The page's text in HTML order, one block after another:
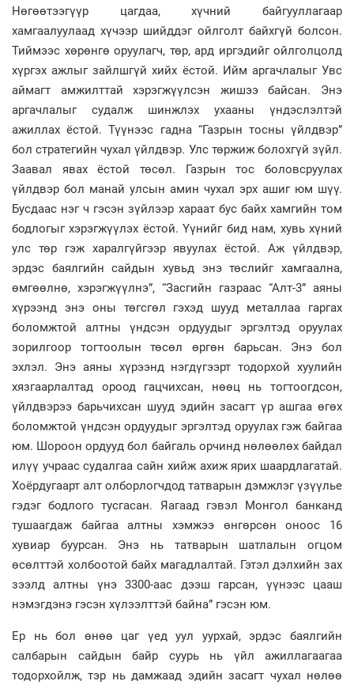
Нөгөөтээгүүр цагдаа, хүчний байгууллагаар
хамгаалуулаад хүчээр шийддэг ойлголт байхгүй болсон.
Тиймээс хөрөнгө оруулагч, төр, ард иргэдийг ойлголцолд
хүргэх ажлыг зайлшгүй хийх ёстой. Ийм аргачлалыг Увс
аймагт амжилттай хэрэгжүүлсэн жишээ байсан. Энэ
аргачлалыг судалж шинжлэх ухааны үндэслэлтэй
ажиллах ёстой. Түүнээс гадна “Газрын тосны үйлдвэр”
бол стратегийн чухал үйлдвэр. Улс төржиж болохгүй зүйл.
Заавал явах ёстой төсөл. Газрын тос боловсруулах
үйлдвэр бол манай улсын амин чухал эрх ашиг юм шүү.
Бусдаас нэг ч гэсэн зүйлээр хараат бус байх хамгийн том
бодлогыг хэрэгжүүлэх ёстой. Үүнийг бид нам, хувь хүний
улс төр гэж харалгүйгээр явуулах ёстой. Аж үйлдвэр,
эрдэс баялгийн сайдын хувьд энэ төслийг хамгаална,
өмгөөлнө, хэрэгжүүлнэ”, “Засгийн газраас “Алт-3” аяны
хүрээнд энэ оны төгсгөл гэхэд шууд металлаа гаргах
боломжтой алтны үндсэн ордуудыг эргэлтэд оруулах
зорилгоор тогтоолын төсөл өргөн барьсан. Энэ бол
эхлэл. Энэ аяны хүрээнд нэгдүгээрт тодорхой хуулийн
хязгаарлалтад ороод гацчихсан, нөөц нь тогтоогдсон,
үйлдвэрээ барьчихсан шууд эдийн засагт үр ашгаа өгөх
боломжтой үндсэн ордуудыг эргэлтэд оруулах гэж байгаа
юм. Шороон ордууд бол байгаль орчинд нөлөөлөх байдал
илүү учраас судалгаа сайн хийж ахиж ярих шаардлагатай.
Хоёрдугаарт алт олборлогчдод татварын дэмжлэг үзүүлье
гэдэг бодлого тусгасан. Яагаад гэвэл Монгол банканд
тушаагдаж байгаа алтны хэмжээ өнгөрсөн оноос 16
хувиар буурсан. Энэ нь татварын шатлалын огцом
өсөлттэй холбоотой байх магадлалтай. Гэтэл дэлхийн зах
зээлд алтны үнэ 3300-аас дээш гарсан, үүнээс цааш
нэмэгдэнэ гэсэн хүлээлттэй байна” гэсэн юм.
Ер нь бол өнөө цаг үед уул уурхай, эрдэс баялгийн
салбарын сайдын байр суурь нь үйл ажиллагаагаа
тодорхойлж, тэр нь дамжаад эдийн засагт чухал нөлөө